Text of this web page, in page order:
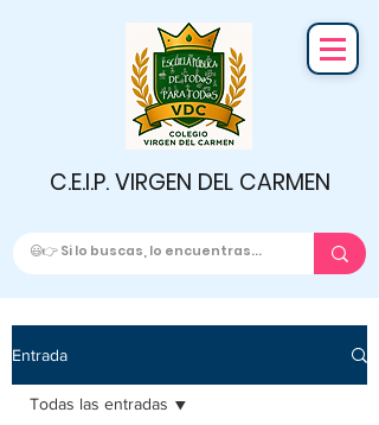
C.E.I.P. VIRGEN DEL CARMEN
Entrada
Todas las entradas